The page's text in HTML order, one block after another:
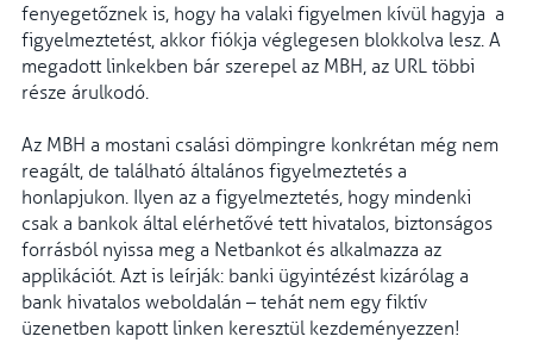
fenyegetőznek is, hogy ha valaki figyelmen kívül hagyja a
figyelmeztetést, akkor fiókja véglegesen blokkolva lesz. A
megadott linkekben bár szerepel az MBH, az URL többi
része árulkodó.
Az MBH a mostani csalási dömpingre konkrétan még nem
reagált, de található általános figyelmeztetés a
honlapjukon. Ilyen az a figyelmeztetés, hogy mindenki
csak a bankok által elérhetővé tett hivatalos, biztonságos
forrásból nyissa meg a Netbankot és alkalmazza az
applikációt. Azt is leírják: banki ügyintézést kizárólag a
bank hivatalos weboldalán – tehát nem egy fiktív
üzenetben kapott linken keresztül kezdeményezzen!